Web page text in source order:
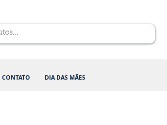
CONTATO DIA DAS MÃES